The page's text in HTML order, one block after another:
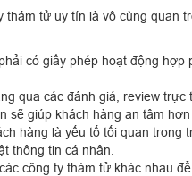
tử uy tín là vô cùng quan
có giấy phép hoạt động
qua các đánh giá, review
giúp khách hàng an tâm
hàng là yếu tố tối quan trọng
thông tin cá nhân.
công ty thám tử khác nhau